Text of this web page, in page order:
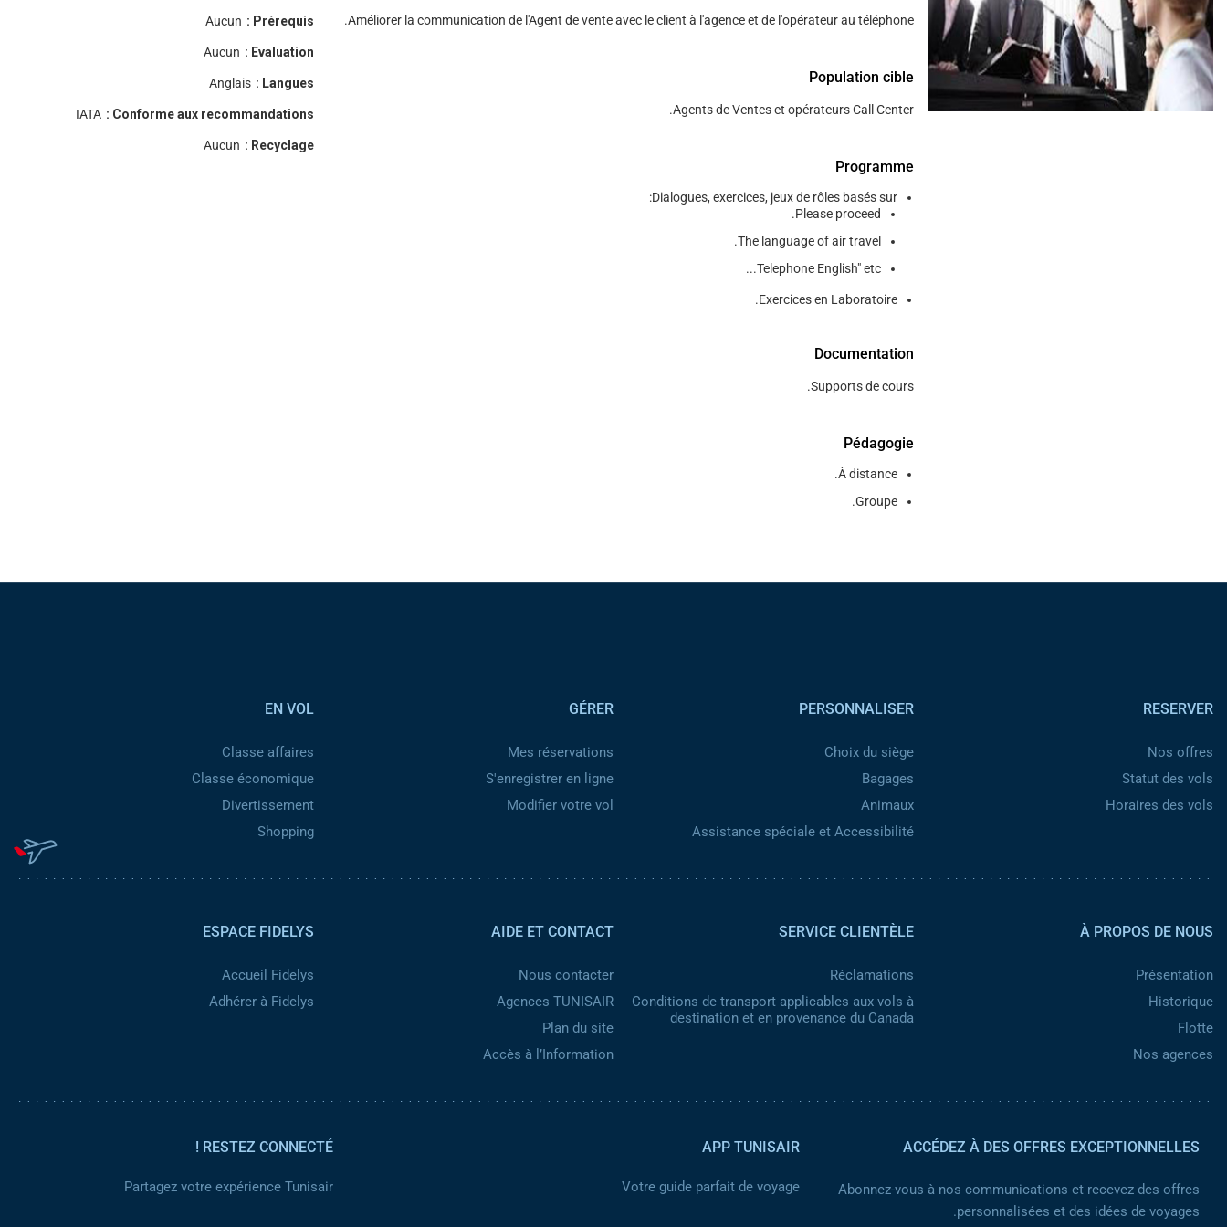
This
shortcut
activates
Améliorer la communication de l'Agent de vente avec le client à l'agence et de l'opérateur au téléphone.
Population cible
Agents de Ventes et opérateurs Call Center.
Programme
Dialogues, exercices, jeux de rôles basés sur:
Please proceed.
The language of air travel.
Telephone English" etc...
Exercices en Laboratoire.
Documentation
Supports de cours.
Pédagogie
À distance.
Groupe.
Prérequis :
Aucun
Evaluation :
Aucun
Langues :
Anglais
Conforme aux recommandations :
IATA
Recyclage :
Aucun
RESERVER
Nos offres
Statut des vols
Horaires des vols
PERSONNALISER
Choix du siège
Bagages
Animaux
Assistance spéciale et Accessibilité
GÉRER
Mes réservations
S'enregistrer en ligne
Modifier votre vol
EN VOL
Classe affaires
Classe économique
Divertissement
Shopping
À PROPOS DE NOUS
Présentation
Historique
Flotte
Nos agences
SERVICE CLIENTÈLE
Réclamations
Conditions de transport applicables aux vols à
destination et en provenance du Canada
AIDE ET CONTACT
Nous contacter
Agences TUNISAIR
Plan du site
Accès à l’Information
ESPACE FIDELYS
Accueil Fidelys
Adhérer à Fidelys
ACCÉDEZ À DES OFFRES EXCEPTIONNELLES
Abonnez-vous à nos communications et recevez des offres
personnalisées et des idées de voyages.
APP TUNISAIR
Votre guide parfait de voyage
RESTEZ CONNECTÉ !
Partagez votre expérience Tunisair